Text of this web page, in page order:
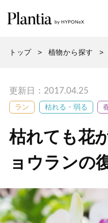
トップ 植物から探す
更新日：2017.04.25
ラン 枯れる・弱る
枯れても花
ョウランの